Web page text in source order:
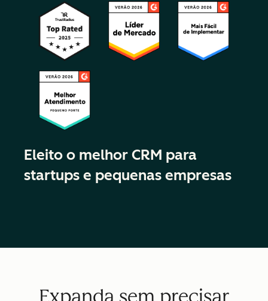
Eleito o melhor CRM para
startups e pequenas empresas